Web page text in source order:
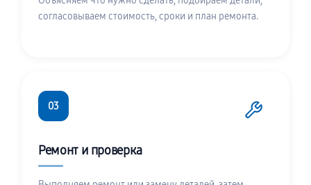
согласовываем стоимость, сроки и план ремонта.
03
Ремонт и проверка